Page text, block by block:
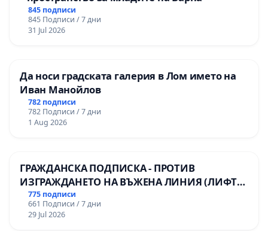
845 подписи
845 Подписи / 7 дни
31 Jul 2026
Да носи градската галерия в Лом името на
Иван Манойлов
782 подписи
782 Подписи / 7 дни
1 Aug 2026
ГРАЖДАНСКА ПОДПИСКА - ПРОТИВ
ИЗГРАЖДАНЕТО НА ВЪЖЕНА ЛИНИЯ (ЛИФТ)
НА ТЕРИТОРИЯТА НА ПРИРОДНА
ЗАБЕЛЕЖИТЕЛНОСТ „ХЪЛМ НА
ОСВОБОДИТЕЛИТЕ“ (БУНАРДЖИК)
775 подписи
661 Подписи / 7 дни
29 Jul 2026